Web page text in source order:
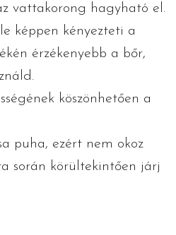
vattakorong hagyható el.
képpen kényezteti a
érzékenyebb a bőr,
köszönhetően a
puha, ezért nem okoz
során körültekintően járj